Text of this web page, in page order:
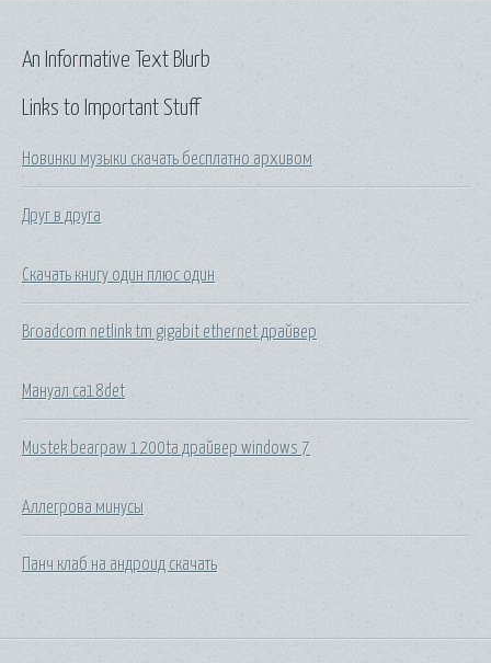
Links to Important Stuff
Новинки музыки скачать бесплатно архивом
Друг в друга
Скачать книгу один плюс один
Broadcom netlink tm gigabit ethernet драйвер
Мануал ca18det
Mustek bearpaw 1200ta драйвер windows 7
Аллегрова минусы
Панч клаб на андроид скачать
An Informative Text Blurb